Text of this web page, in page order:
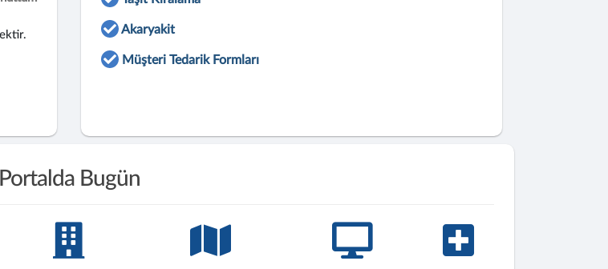
Akaryakit
Müşteri Tedarik Formları
Portalda Bugün